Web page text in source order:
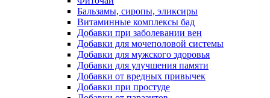
Бальзамы, сиропы, эликсиры
Витаминные комплексы бад
Добавки при заболевании вен
Добавки для мочеполовой системы
Добавки для мужского здоровья
Добавки для улучшения памяти
Добавки от вредных привычек
Добавки при простуде